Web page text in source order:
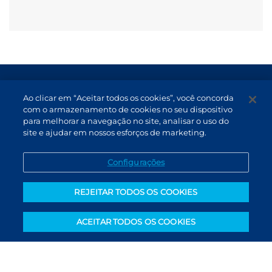
Atendimento
Canal de Denúncias
Ao clicar em “Aceitar todos os cookies”, você concorda
com o armazenamento de cookies no seu dispositivo
para melhorar a navegação no site, analisar o uso do
site e ajudar em nossos esforços de marketing.
Configurações
REJEITAR TODOS OS COOKIES
ACEITAR TODOS OS COOKIES